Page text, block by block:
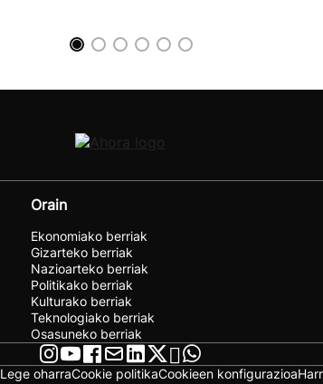
Orain
Ekonomiako berriak
Gizarteko berriak
Nazioarteko berriak
Politikako berriak
Kulturako berriak
Teknologiako berriak
Osasuneko berriak
Lege oharraCookie politikaCookieen konfigurazioa